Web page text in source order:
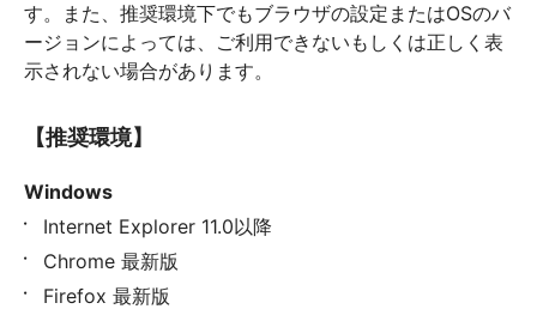
す。また、推奨環境下でもブラウザの設定またはOSのバ
ージョンによっては、ご利用できないもしくは正しく表
示されない場合があります。
【推奨環境】
Windows
Internet Explorer 11.0以降
Chrome 最新版
Firefox 最新版